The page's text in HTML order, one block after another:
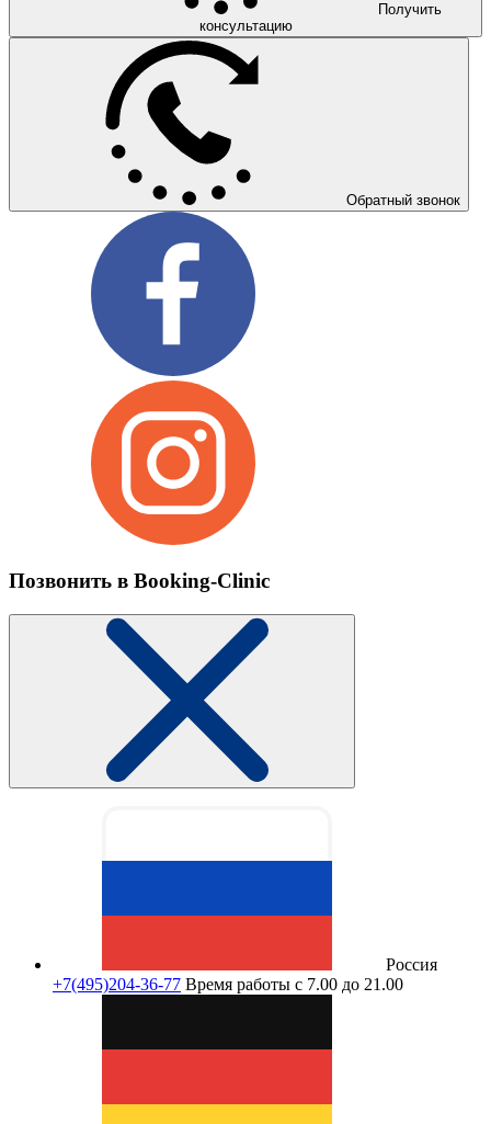
Получить
консультацию
Обратный звонок
Позвонить в Booking-Clinic
Россия
+7(495)204-36-77 Время работы с 7.00 до 21.00